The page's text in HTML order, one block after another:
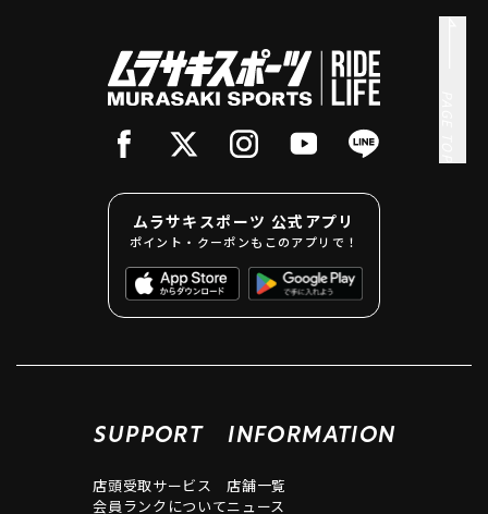
ムラサキスポーツ 公式アプリ
ポイント・クーポンもこのアプリで！
SUPPORT
店頭受取サービス
会員ランクについて
INFORMATION
店舗一覧
ニュース